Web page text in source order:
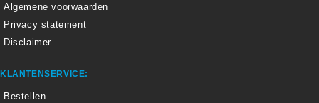
Algemene voorwaarden
Privacy statement
Disclaimer
KLANTENSERVICE:
Bestellen